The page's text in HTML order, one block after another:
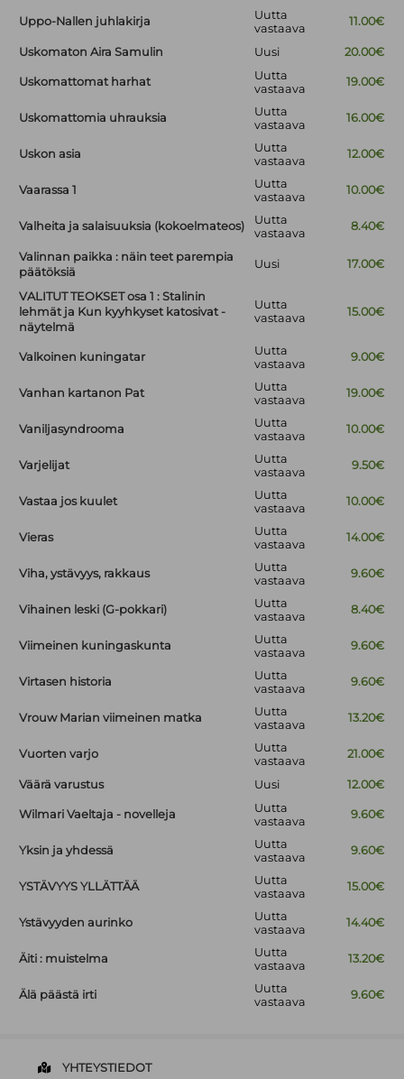
Uppo-Nallen juhlakirja
Uutta
vastaava
11.00€
Uskomaton Aira Samulin Uusi 20.00€
Uskomattomat harhat
Uutta
vastaava
19.00€
Uskomattomia uhrauksia
Uutta
vastaava
16.00€
Uskon asia
Uutta
vastaava
12.00€
Vaarassa 1
Uutta
vastaava
10.00€
Valheita ja salaisuuksia (kokoelmateos)
Uutta
vastaava
8.40€
Valinnan paikka : näin teet parempia
päätöksiä
Uusi 17.00€
VALITUT TEOKSET osa 1 : Stalinin
lehmät ja Kun kyyhkyset katosivat -
näytelmä
Uutta
vastaava
15.00€
Valkoinen kuningatar
Uutta
vastaava
9.00€
Vanhan kartanon Pat
Uutta
vastaava
19.00€
Vaniljasyndrooma
Uutta
vastaava
10.00€
Varjelijat
Uutta
vastaava
9.50€
Vastaa jos kuulet
Uutta
vastaava
10.00€
Vieras
Uutta
vastaava
14.00€
Viha, ystävyys, rakkaus
Uutta
vastaava
9.60€
Vihainen leski (G-pokkari)
Uutta
vastaava
8.40€
Viimeinen kuningaskunta
Uutta
vastaava
9.60€
Virtasen historia
Uutta
vastaava
9.60€
Vrouw Marian viimeinen matka
Uutta
vastaava
13.20€
Vuorten varjo
Uutta
vastaava
21.00€
Väärä varustus Uusi 12.00€
Wilmari Vaeltaja - novelleja
Uutta
vastaava
9.60€
Yksin ja yhdessä
Uutta
vastaava
9.60€
YSTÄVYYS YLLÄTTÄÄ
Uutta
vastaava
15.00€
Ystävyyden aurinko
Uutta
vastaava
14.40€
Äiti : muistelma
Uutta
vastaava
13.20€
Älä päästä irti
Uutta
vastaava
9.60€
YHTEYSTIEDOT